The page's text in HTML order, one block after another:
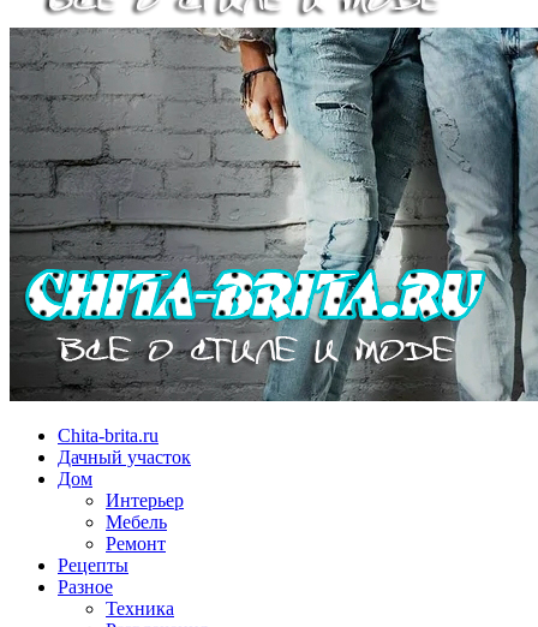
Chita-brita.ru
Дачный участок
Дом
Интерьер
Мебель
Ремонт
Рецепты
Разное
Техника